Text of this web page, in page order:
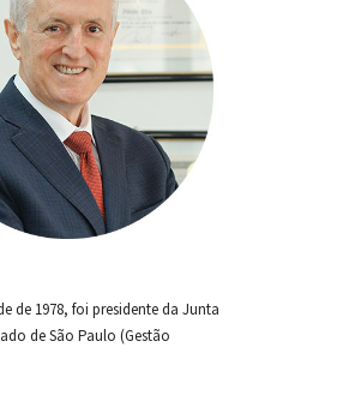
de 1978, foi presidente da Junta
de São Paulo (Gestão